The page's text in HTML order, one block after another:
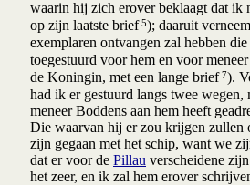
waarin hij zich erover beklaagt dat ik
op zijn laatste brief5); daaruit
exemplaren ontvangen zal hebben
toegestuurd voor hem en voor
de Koningin, met een lange brief7).
had ik er gestuurd langs twee
meneer Boddens aan hem heeft
Die waarvan hij er zou krijgen zullen
zijn gegaan met het schip, want we
dat er voor de Pillau verscheidene
het zeer, en ik zal hem erover